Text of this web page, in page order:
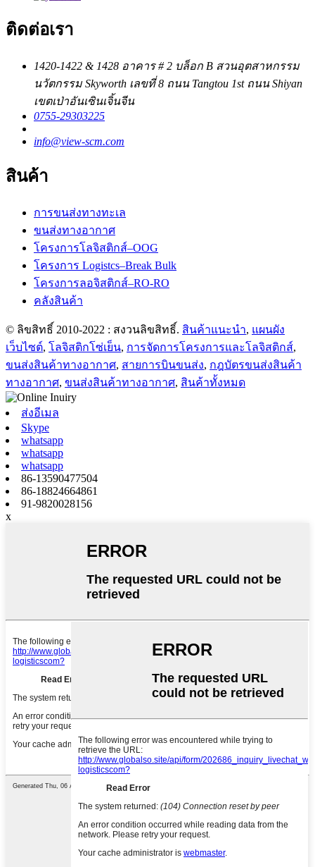
ติดต่อเรา
1420-1422 & 1428 อาคาร # 2 บล็อก B สวนอุตสาหกรรม
นวัตกรรม Skyworth เลขที่ 8 ถนน Tangtou 1st ถนน Shiyan
เขตเป่าอันเซินเจิ้นจีน
0755-29303225
info@view-scm.com
สินค้า
การขนส่งทางทะเล
ขนส่งทางอากาศ
โครงการโลจิสติกส์–OOG
โครงการ Logistcs–Break Bulk
โครงการลอจิสติกส์–RO-RO
คลังสินค้า
© ลิขสิทธิ์ 2010-2022 : สงวนลิขสิทธิ์. สินค้าแนะนำ, แผนผัง
เว็บไซต์, โลจิสติกโซ่เย็น, การจัดการโครงการและโลจิสติกส์,
ขนส่งสินค้าทางอากาศ, สายการบินขนส่ง, กฎบัตรขนส่งสินค้า
ทางอากาศ, ขนส่งสินค้าทางอากาศ, สินค้าทั้งหมด
ส่งอีเมล
Skype
whatsapp
whatsapp
whatsapp
86-13590477504
86-18824664861
91-9820028156
x